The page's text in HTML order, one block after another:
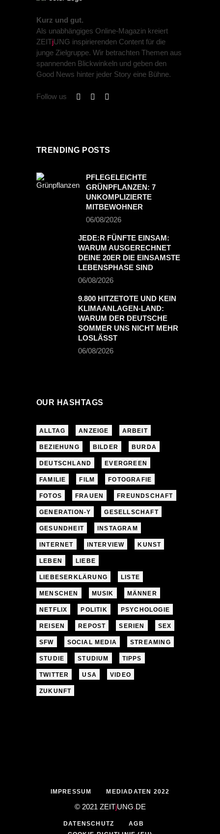
Kurz und gut.
Als unabhängiges Online-Magazin kreiert
ZEITjUNG inspirierenden Content für die
junge Zielgruppe. Wir betrachten Themen aus
spannenden Blickwinkeln und geben den
Good News hinter jeder Story eine Bühne.
Follow us
TRENDING POSTS
PFLEGELEICHTE
GRÜNPFLANZEN: 7
UNKOMPLIZIERTE
MITBEWOHNER
06/08/2026
JEDE:R FÜNFTE EINSAM:
WARUM AUSGERECHNET
DEINE 20ER DIE EINSAMSTE
LEBENSPHASE SIND
06/08/2026
9.800 HITZETOTE UND KEIN
KLIMAANLAGEN-LAND:
WARUM DER DEUTSCHE
SOMMER UNS NICHT MEHR
LOSLÄSST
06/08/2026
OUR HASHTAGS
ALLTAG ANZEIGE ARBEIT
BEZIEHUNG BILDER BURDA
DEUTSCHLAND EVERGREEN
FAMILIE FILM FOTOGRAFIE
FOTOS FRAUEN FREUNDSCHAFT
GENERATION-Y GESELLSCHAFT
GESUNDHEIT INSTAGRAM
INTERNET INTERVIEW KUNST
LEBEN LIEBE
LIEBESERKLÄRUNG LISTE
MENSCHEN MUSIK MÄNNER
NETFLIX POLITIK PSYCHOLOGIE
REISEN REPOST SERIEN SEX
SFW SOCIAL MEDIA STREAMING
STUDIE STUDIUM TIPPS
TWITTER USA VIDEO
ZUKUNFT
IMPRESSUM MEDIADATEN 2022
© 2021 ZEITjUNG.DE
DATENSCHUTZ
AGB